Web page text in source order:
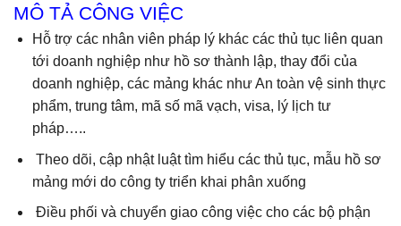
MÔ TẢ CÔNG VIỆC
Hỗ trợ các nhân viên pháp lý khác các thủ tục liên quan
tới doanh nghiệp như hồ sơ thành lập, thay đổi của
doanh nghiệp, các mảng khác như An toàn vệ sinh thực
phẩm, trung tâm, mã số mã vạch, visa, lý lịch tư
pháp…..
Theo dõi, cập nhật luật tìm hiểu các thủ tục, mẫu hồ sơ
mảng mới do công ty triển khai phân xuống
Điều phối và chuyển giao công việc cho các bộ phận